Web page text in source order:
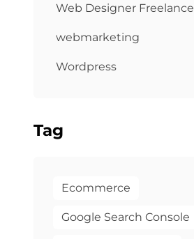
Web Designer Freelance
webmarketing
Wordpress
Tag
Ecommerce
Google Search Console